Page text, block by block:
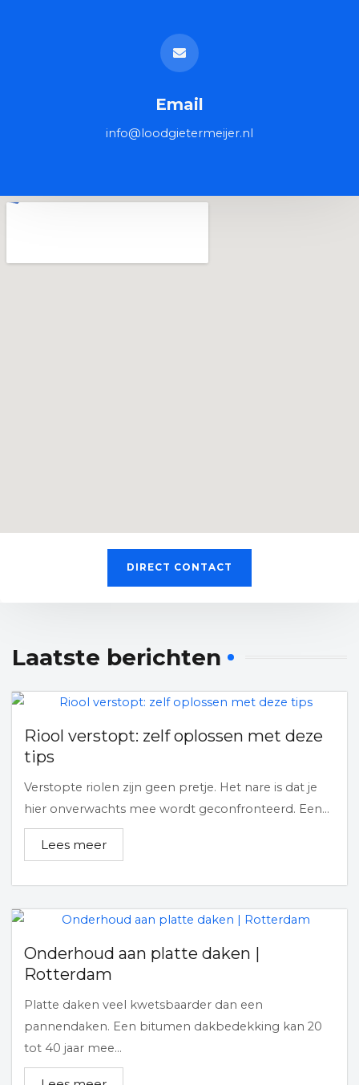
Email
info@loodgietermeijer.nl
DIRECT CONTACT
Laatste berichten
Riool verstopt: zelf oplossen met deze
tips
Verstopte riolen zijn geen pretje. Het nare is dat je
hier onverwachts mee wordt geconfronteerd. Een...
Lees meer
Onderhoud aan platte daken |
Rotterdam
Platte daken veel kwetsbaarder dan een
pannendaken. Een bitumen dakbedekking kan 20
tot 40 jaar mee...